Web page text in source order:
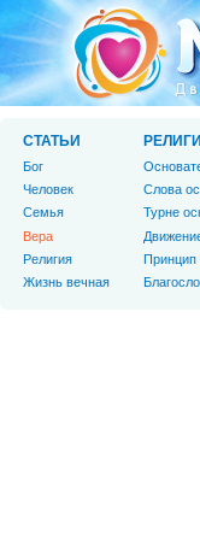
СТАТЬИ
Бог
Человек
Cемья
Вера
Религия
Жизнь вечная
Слова
Турне
Принцип